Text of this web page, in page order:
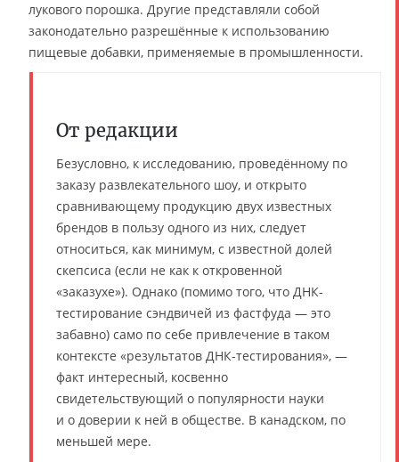
лукового порошка. Другие представляли собой
законодательно разрешённые к использованию
пищевые добавки, применяемые в промышленности.
От редакции
Безусловно, к исследованию, проведённому по
заказу развлекательного шоу, и открыто
сравнивающему продукцию двух известных
брендов в пользу одного из них, следует
относиться, как минимум, с известной долей
скепсиса (если не как к откровенной
«заказухе»). Однако (помимо того, что ДНК-
тестирование сэндвичей из фастфуда — это
забавно) само по себе привлечение в таком
контексте «результатов ДНК-тестирования», —
факт интересный, косвенно
свидетельствующий о популярности науки
и о доверии к ней в обществе. В канадском, по
меньшей мере.